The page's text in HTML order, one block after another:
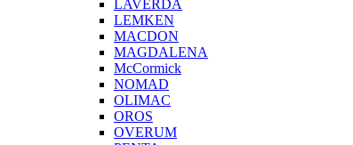
LAVERDA
LEMKEN
MACDON
MAGDALENA
McCormick
NOMAD
OLIMAC
OROS
OVERUM